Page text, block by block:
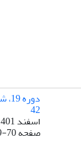
42
اسفند 1401
صفحه70